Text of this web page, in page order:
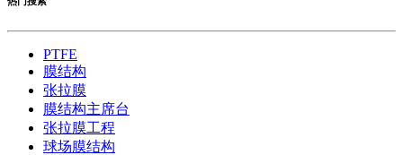
PTFE
膜结构
张拉膜
膜结构主席台
张拉膜工程
球场膜结构